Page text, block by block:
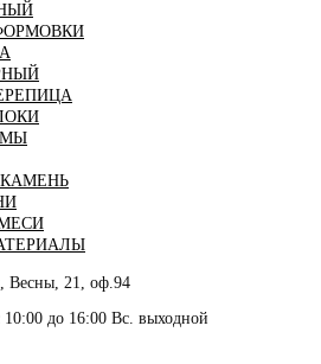
Весны, 21, оф.94
до 16:00 Вс. выходной